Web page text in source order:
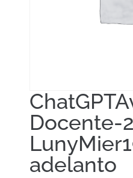
Docente-
adelanto